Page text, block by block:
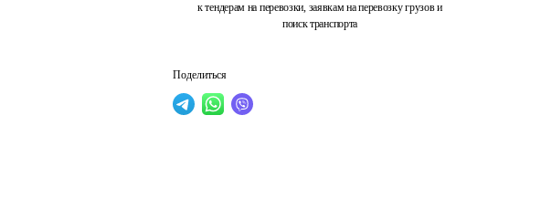
к тендерам на перевозки, заявкам на перевозку грузов и
поиск транспорта
Поделиться